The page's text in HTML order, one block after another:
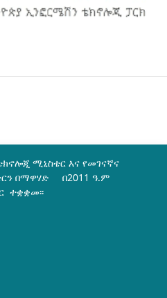
ሚኒስቴር እና የመገናኛና
በማዋሃድ በ2011 ዓ.ም
ተቋቋመ፡፡